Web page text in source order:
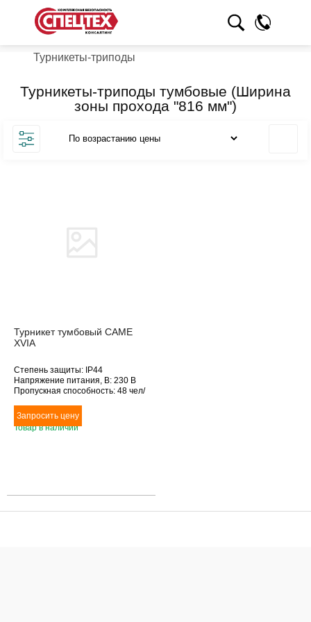
Турникеты-триподы
Турникеты-триподы тумбовые (Ширина
зоны прохода "816 мм")
Турникет тумбовый CAME
XVIA
Степень защиты: IP44
Напряжение питания, В: 230 В
Пропускная способность: 48 чел/
Ширина зоны прохода: 816 мм
Особенности: Турникет-трипод
тумбовый
Товар в наличии